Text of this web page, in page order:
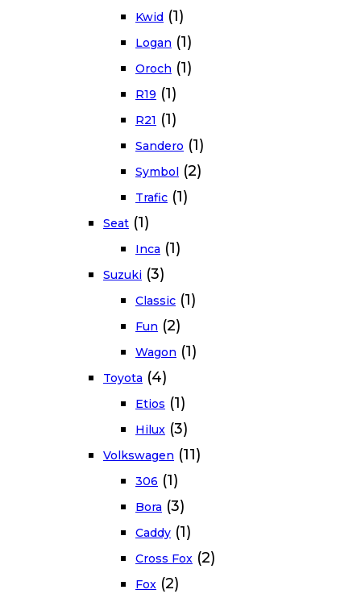
Kwid (1)
Logan (1)
Oroch (1)
R19 (1)
R21 (1)
Sandero (1)
Symbol (2)
Trafic (1)
Seat (1)
Inca (1)
Suzuki (3)
Classic (1)
Fun (2)
Wagon (1)
Toyota (4)
Etios (1)
Hilux (3)
Volkswagen (11)
306 (1)
Bora (3)
Caddy (1)
Cross Fox (2)
Fox (2)